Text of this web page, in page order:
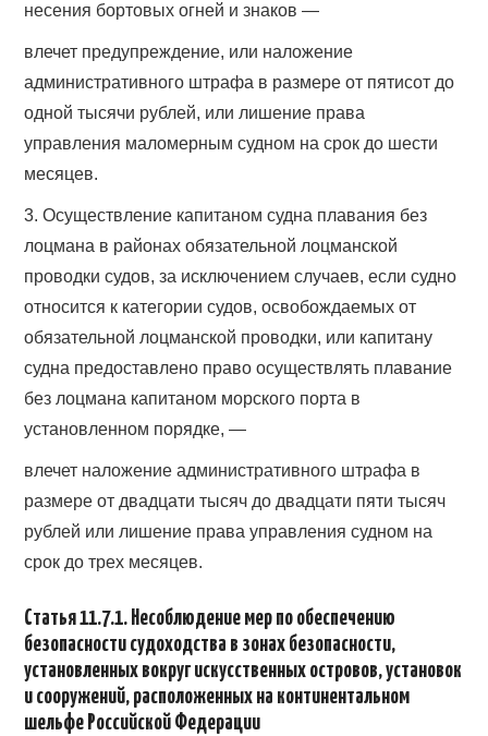
несения бортовых огней и знаков —
влечет предупреждение, или наложение
административного штрафа в размере от пятисот до
одной тысячи рублей, или лишение права
управления маломерным судном на срок до шести
месяцев.
3. Осуществление капитаном судна плавания без
лоцмана в районах обязательной лоцманской
проводки судов, за исключением случаев, если судно
относится к категории судов, освобождаемых от
обязательной лоцманской проводки, или капитану
судна предоставлено право осуществлять плавание
без лоцмана капитаном морского порта в
установленном порядке, —
влечет наложение административного штрафа в
размере от двадцати тысяч до двадцати пяти тысяч
рублей или лишение права управления судном на
срок до трех месяцев.
Статья 11.7.1. Несоблюдение мер по обеспечению
безопасности судоходства в зонах безопасности,
установленных вокруг искусственных островов, установок
и сооружений, расположенных на континентальном
шельфе Российской Федерации